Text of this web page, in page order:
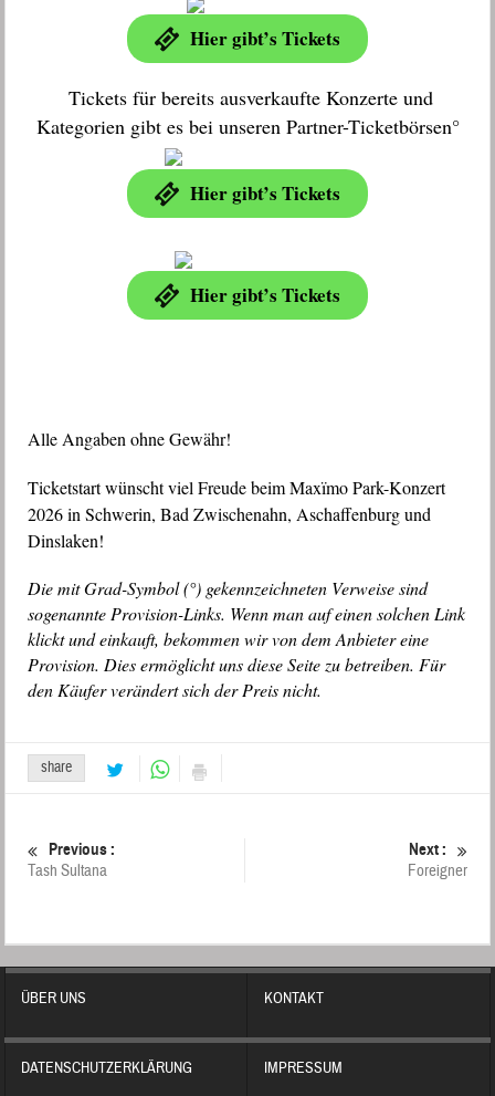
Hier gibt’s Tickets
Tickets für bereits ausverkaufte Konzerte und
Kategorien gibt es bei unseren Partner-Ticketbörsen°
Hier gibt’s Tickets
Hier gibt’s Tickets
Alle Angaben ohne Gewähr!
Ticketstart wünscht viel Freude beim Maxïmo Park-Konzert
2026 in Schwerin, Bad Zwischenahn, Aschaffenburg und
Dinslaken!
Die mit Grad-Symbol (°) gekennzeichneten Verweise sind
sogenannte Provision-Links. Wenn man auf einen solchen Link
klickt und einkauft, bekommen wir von dem Anbieter eine
Provision. Dies ermöglicht uns diese Seite zu betreiben. Für
den Käufer verändert sich der Preis nicht.
share
Previous :
Tash Sultana
Next :
Foreigner
ÜBER UNS KONTAKT
DATENSCHUTZERKLÄRUNG IMPRESSUM